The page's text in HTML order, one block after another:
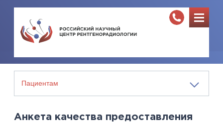
Анкета качества предоставления